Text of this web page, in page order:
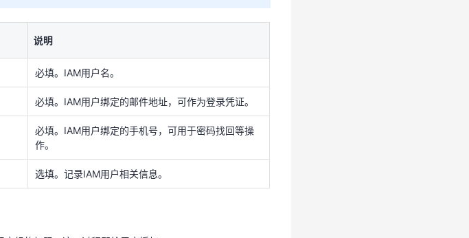
必填。IAM用户绑定的手机号，可用于密码找回等操
选填。记录IAM用户相关信息。
用户组名称和描述，创建成功后即可将用户加入到新创建的
说明
必填。IAM用户名。
必填。IAM用户绑定的邮件地址，可作为登录凭证。
必填。IAM用户绑定的手机号，可用于密码找回等操
作。
选填。记录IAM用户相关信息。